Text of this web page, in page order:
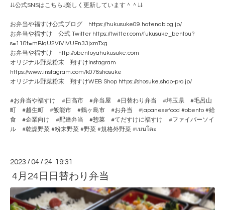
↓↓公式SNSはこちら↓楽しく更新しています＾＾↓↓
お弁当や福すけ公式ブログ https://hukusuke09.hatenablog.jp/
お弁当や福すけ 公式 Twitter https://twitter.com/fukusuke_bentou?
s=11&t=mBlqU2ViVlVUEn33jxmTxg
お弁当や福すけ http://obentoyahukusuke.com
オリジナル野菜粉末 翔すけInstagram
https://www.instagram.com/k078shosuke
オリジナル野菜粉末 翔すけWEB Shop https://shosuke.shop-pro.jp/
#お弁当や福すけ #日高市 #弁当屋 #日替わり弁当 #埼玉県 #毛呂山
町 #越生町 #飯能市 #鶴ヶ島市 #お弁当 #japanesefood #obento #給
食 #企業向け #配達弁当 #惣菜 #てだすけに福すけ #ファイバーソイ
ル #乾燥野菜 #粉末野菜 #野菜 #規格外野菜 #เบนโตะ
2023 /04 / 24 19:31
4月24日日替わり弁当